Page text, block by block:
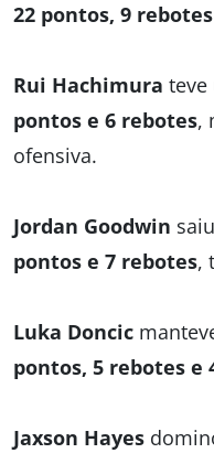
22 pontos, 9
Rui Hachimura teve
pontos e 6 rebotes,
ofensiva.
Jordan Goodwin
pontos e 7 rebotes,
Luka Doncic
pontos, 5 rebotes e
Jaxson Hayes